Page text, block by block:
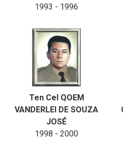
1993 - 1996
Ten Cel QOEM
VANDERLEI DE SOUZA
JOSÉ
1998 - 2000